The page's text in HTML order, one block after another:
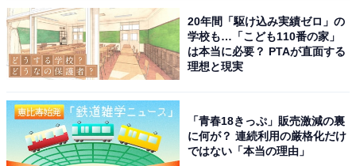
20年間「駆け込み実績ゼロ」の
学校も…「こども110番の家」
は本当に必要？ PTAが直面する
理想と現実
「青春18きっぷ」販売激減の裏
に何が？ 連続利用の厳格化だけ
ではない「本当の理由」